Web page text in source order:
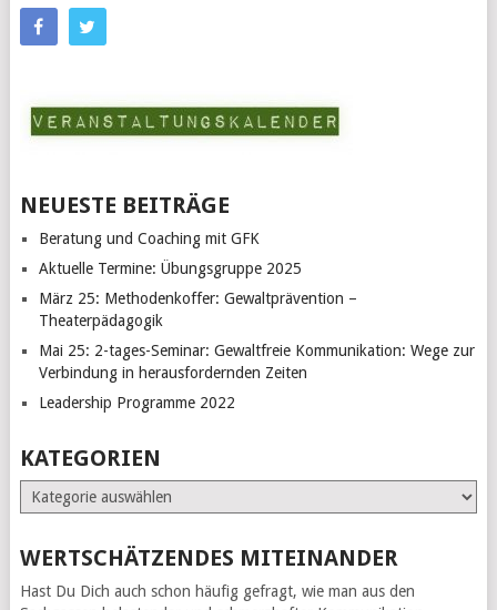
NEUESTE BEITRÄGE
Beratung und Coaching mit GFK
Aktuelle Termine: Übungsgruppe 2025
März 25: Methodenkoffer: Gewaltprävention –
Theaterpädagogik
Mai 25: 2-tages-Seminar: Gewaltfreie Kommunikation: Wege zur
Verbindung in herausfordernden Zeiten
Leadership Programme 2022
KATEGORIEN
Kategorien
WERTSCHÄTZENDES MITEINANDER
Hast Du Dich auch schon häufig gefragt, wie man aus den